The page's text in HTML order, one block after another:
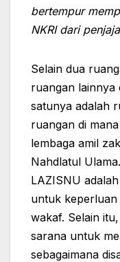
bertempur
NKRI dari
Selain dua
ruangan lainnya
satunya adalah
ruangan di
lembaga amil
Nahdlatul
LAZISNU
untuk
wakaf. Selain
sarana untuk
sebagaimana